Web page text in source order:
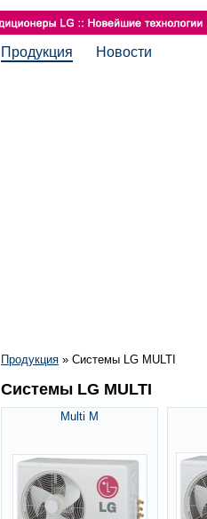
Продукция Новости
Продукция » Системы LG MULTI
Системы LG MULTI
Multi M